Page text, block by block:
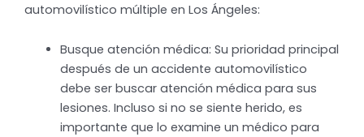
automovilístico múltiple en Los Ángeles:
Busque atención médica: Su prioridad principal
después de un accidente automovilístico
debe ser buscar atención médica para sus
lesiones. Incluso si no se siente herido, es
importante que lo examine un médico para